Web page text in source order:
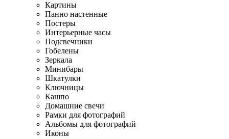
Картины
Панно настенные
Постеры
Интерьерные часы
Подсвечники
Гобелены
Зеркала
Минибары
Шкатулки
Ключницы
Кашпо
Домашние свечи
Рамки для фотографий
Альбомы для фотографий
Иконы